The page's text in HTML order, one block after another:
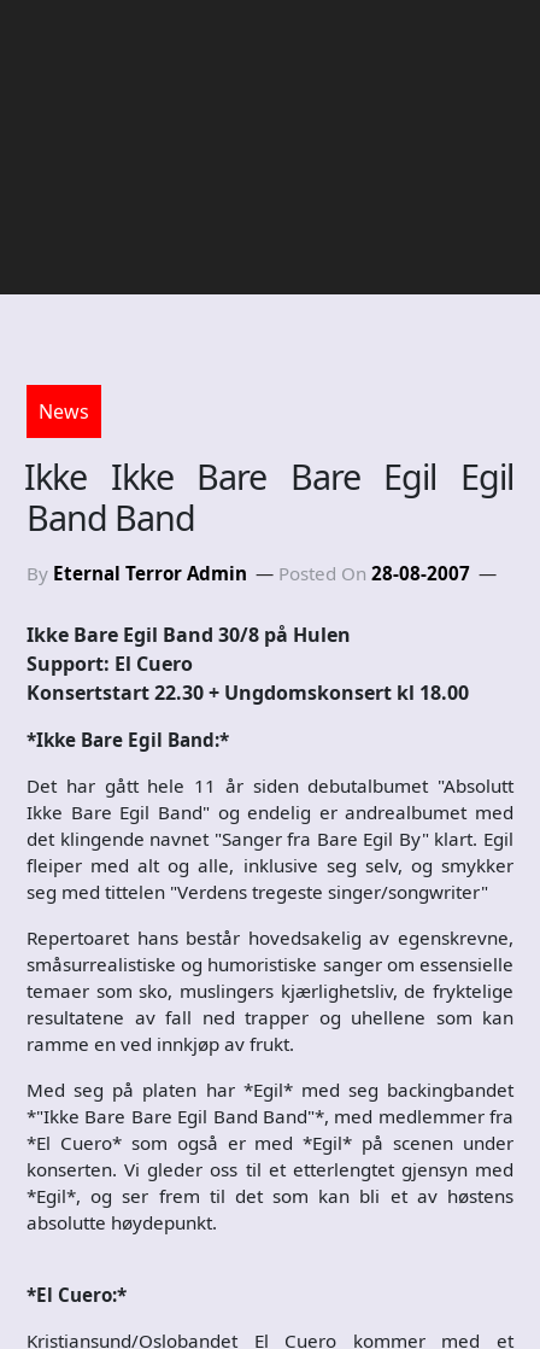
News
Ikke Ikke Bare Bare Egil Egil
Band Band
By Eternal Terror Admin Posted On 28-08-2007
Ikke Bare Egil Band 30/8 på Hulen
Support: El Cuero
Konsertstart 22.30 + Ungdomskonsert kl 18.00
*Ikke Bare Egil Band:*
Det har gått hele 11 år siden debutalbumet "Absolutt
Ikke Bare Egil Band" og endelig er andrealbumet med
det klingende navnet "Sanger fra Bare Egil By" klart. Egil
fleiper med alt og alle, inklusive seg selv, og smykker
seg med tittelen "Verdens tregeste singer/songwriter"
Repertoaret hans består hovedsakelig av egenskrevne,
småsurrealistiske og humoristiske sanger om essensielle
temaer som sko, muslingers kjærlighetsliv, de fryktelige
resultatene av fall ned trapper og uhellene som kan
ramme en ved innkjøp av frukt.
Med seg på platen har *Egil* med seg backingbandet
*"Ikke Bare Bare Egil Band Band"*, med medlemmer fra
*El Cuero* som også er med *Egil* på scenen under
konserten. Vi gleder oss til et etterlengtet gjensyn med
*Egil*, og ser frem til det som kan bli et av høstens
absolutte høydepunkt.
*El Cuero:*
Kristiansund/Oslobandet El Cuero kommer med et